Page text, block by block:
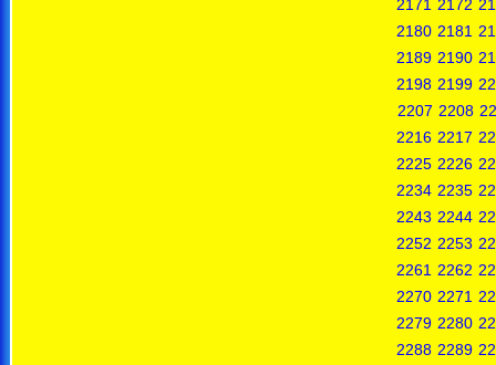
2171 2172
2180 2181
2189 2190
2198 2199
2207 2208
2216 2217
2225 2226
2234 2235
2243 2244
2252 2253
2261 2262
2270 2271
2279 2280
2288 2289